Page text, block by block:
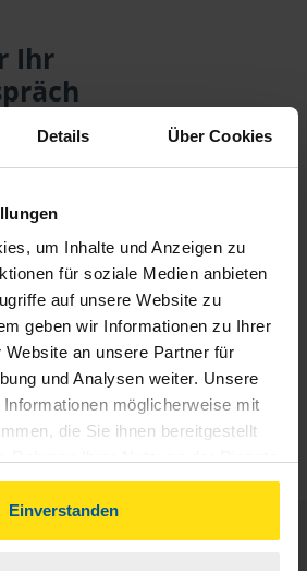
Details Über Cookies
um Inhalte und Anzeigen zu
für soziale Medien anbieten
auf unsere Website zu
geben wir Informationen zu Ihrer
Website an unsere Partner für
und Analysen weiter. Unsere
möglicherweise mit
die Sie ihnen bereitgestellt
Sie auf Einverstanden klicken,
von Cookies, gemäß
Einverstanden
Ihr
erstellen zu können, benötigen
Berater eine Reihe von
gehört beispielsweise die
Ihre
der Rentenbescheid oder
das Kindergeld.
können und keinen der
stellen wir Ihnen hier eine
Beamte, Auszubildende und
zur Verfügung.